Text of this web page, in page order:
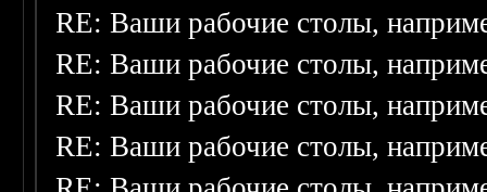
RE: Ваши рабочие столы,
RE: Ваши рабочие столы,
RE: Ваши рабочие столы,
RE: Ваши рабочие столы,